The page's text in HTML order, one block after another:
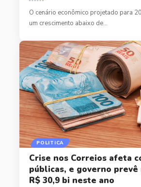
O cenário econômico projetado para
um crescimento abaixo de…
POLITICA
Crise nos Correios afeta
públicas, e governo prevê
R$ 30,9 bi neste ano